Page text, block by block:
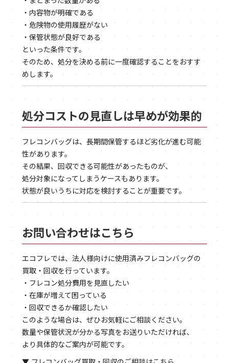
・内容物が明確である
・危険物の使用履歴がない
・保管状態が良好である
といった条件です。
そのため、処分を決める前に一度確認することをおすす
めします。
処分コストの見直しは早めが効果的
フレコンバッグは、長期間保管するほど劣化が進む可能
性があります。
その結果、回収できる可能性があったものが、
処分対象になってしまうケースもあります。
状態が良いうちに対応を検討することが重要です。
お問い合わせはこちら
エコフレでは、法人様向けに使用済みフレコンバッグの
買取・回収を行っています。
・フレコン処分費用を見直したい
・在庫が増えて困っている
・回収できるか確認したい
このような場合は、ぜひお気軽にご相談ください。
数量や保管状況が分かる写真をお送りいただければ、
より具体的なご案内が可能です。